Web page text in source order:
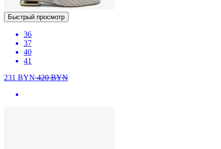
Быстрый просмотр
36
37
40
41
231 BYN420BYN